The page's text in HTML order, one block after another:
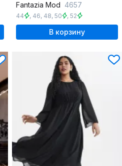
Fantazia Mod 4657
44 , 46, 48, 50 , 52
В корзину